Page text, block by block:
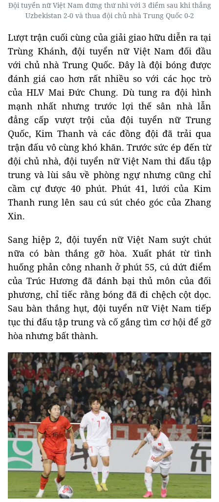
Đội tuyển nữ Việt Nam đứng thứ nhì với 3 điểm sau khi thắng
Uzbekistan 2-0 và thua đội chủ nhà Trung Quốc 0-2
Lượt trận cuối cùng của giải giao hữu diễn ra tại
Trùng Khánh, đội tuyển nữ Việt Nam đối đầu
với chủ nhà Trung Quốc. Đây là đội bóng được
đánh giá cao hơn rất nhiều so với các học trò
của HLV Mai Đức Chung. Dù tung ra đội hình
mạnh nhất nhưng trước lợi thế sân nhà lẫn
đẳng cấp vượt trội của đội tuyển nữ Trung
Quốc, Kim Thanh và các đồng đội đã trải qua
trận đấu vô cùng khó khăn. Trước sức ép đến từ
đội chủ nhà, đội tuyển nữ Việt Nam thi đấu tập
trung và lùi sâu về phòng ngự nhưng cũng chỉ
cầm cự được 40 phút. Phút 41, lưới của Kim
Thanh rung lên sau cú sút chéo góc của Zhang
Xin.
Sang hiệp 2, đội tuyển nữ Việt Nam suýt chút
nữa có bàn thắng gỡ hòa. Xuất phát từ tình
huống phản công nhanh ở phút 55, cú dứt điểm
của Trúc Hương đã đánh bại thủ môn của đối
phương, chỉ tiếc rằng bóng đã đi chệch cột dọc.
Sau bàn thắng hụt, đội tuyển nữ Việt Nam tiếp
tục thi đấu tập trung và cố gắng tìm cơ hội để gỡ
hòa nhưng bất thành.